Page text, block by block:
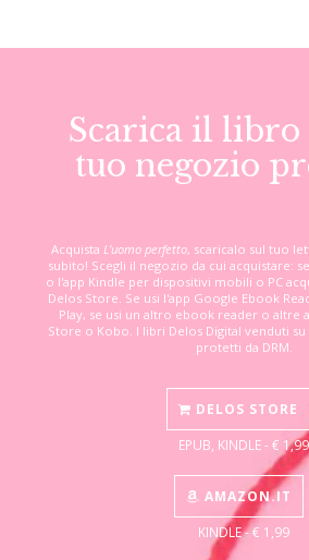
Scarica il libro
tuo negozio
Acquista L'uomo perfetto, scaricalo sul tuo
subito! Scegli il negozio da cui acquistare:
o l'app Kindle per dispositivi mobili o PC
Delos Store. Se usi l'app Google Ebook
Play, se usi un altro ebook reader o altre
Store o Kobo. I libri Delos Digital venduti
protetti da DRM.
DELOS STORE
EPUB, KINDLE - € 1,99
AMAZON.IT
KINDLE - € 1,99